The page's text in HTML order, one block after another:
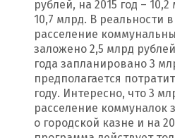
рублей, на 2015 год –
10,7 млрд. В реальности
расселение
заложено 2,5 млрд
года запланировано 3
предполагается
году. Интересно, что 3
расселение коммуналок
о городской казне и на